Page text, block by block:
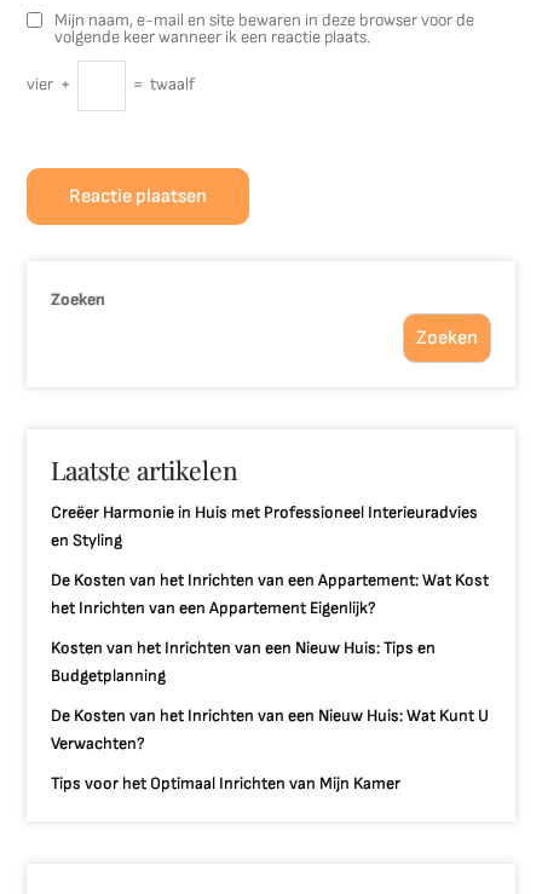
Mijn naam, e-mail en site bewaren in deze browser voor de
volgende keer wanneer ik een reactie plaats.
vier + = twaalf
Zoeken
Zoeken
Laatste artikelen
Creëer Harmonie in Huis met Professioneel Interieuradvies
en Styling
De Kosten van het Inrichten van een Appartement: Wat Kost
het Inrichten van een Appartement Eigenlijk?
Kosten van het Inrichten van een Nieuw Huis: Tips en
Budgetplanning
De Kosten van het Inrichten van een Nieuw Huis: Wat Kunt U
Verwachten?
Tips voor het Optimaal Inrichten van Mijn Kamer